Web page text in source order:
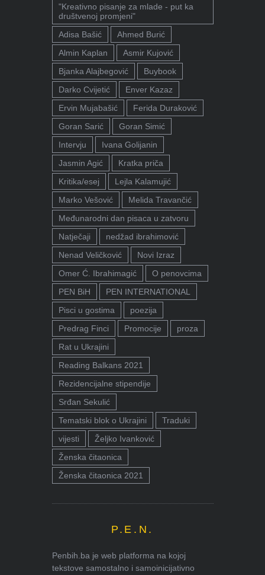
"Kreativno pisanje za mlade - put ka
društvenoj promjeni"
Adisa Bašić
Ahmed Burić
Almin Kaplan
Asmir Kujović
Bjanka Alajbegović
Buybook
Darko Cvijetić
Enver Kazaz
Ervin Mujabašić
Ferida Duraković
Goran Sarić
Goran Simić
Intervju
Ivana Golijanin
Jasmin Agić
Kratka priča
Kritika/esej
Lejla Kalamujić
Marko Vešović
Melida Travančić
Međunarodni dan pisaca u zatvoru
Natječaji
nedžad ibrahimović
Nenad Veličković
Novi Izraz
Omer Ć. Ibrahimagić
O penovcima
PEN BiH
PEN INTERNATIONAL
Pisci u gostima
poezija
Predrag Finci
Promocije
proza
Rat u Ukrajini
Reading Balkans 2021
Rezidencijalne stipendije
Srđan Sekulić
Tematski blok o Ukrajini
Traduki
vijesti
Željko Ivanković
Ženska čitaonica
Ženska čitaonica 2021
P.E.N.
Penbih.ba je web platforma na kojoj
tekstove samostalno i samoinicijativno